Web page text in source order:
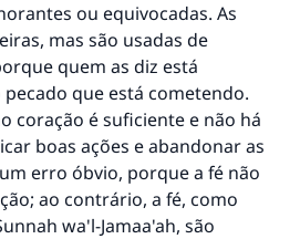
ou equivocadas. As
mas são usadas de
quem as diz está
que está cometendo.
coração é suficiente e não há
boas ações e abandonar as
erro óbvio, porque a fé não
ao contrário, a fé, como
wa'l-Jamaa'ah, são